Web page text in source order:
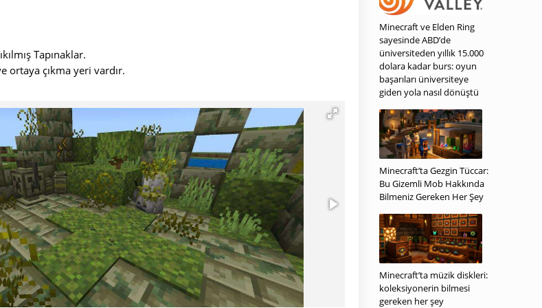
Tapınaklar.
ortaya çıkma yeri vardır.
Minecraft ve Elden Ring
sayesinde ABD’de
üniversiteden yıllık 15.000
dolara kadar burs: oyun
başarıları üniversiteye
giden yola nasıl dönüştü
Minecraft’ta Gezgin Tüccar:
Bu Gizemli Mob Hakkında
Bilmeniz Gereken Her Şey
Minecraft’ta müzik diskleri:
koleksiyonerin bilmesi
gereken her şey